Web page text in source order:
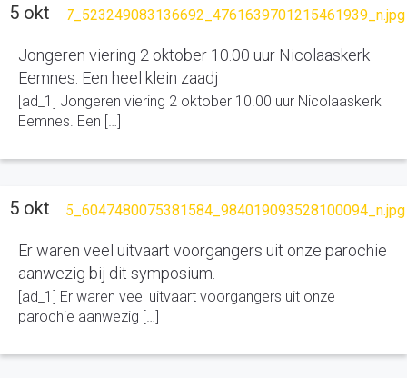
Jongeren viering 2 oktober 10.00 uur Nicolaaskerk
Eemnes. Een heel klein zaadj
[ad_1] Jongeren viering 2 oktober 10.00 uur Nicolaaskerk
Eemnes. Een […]
5 okt
Er waren veel uitvaart voorgangers uit onze parochie
aanwezig bij dit symposium.
[ad_1] Er waren veel uitvaart voorgangers uit onze
parochie aanwezig […]
5 okt